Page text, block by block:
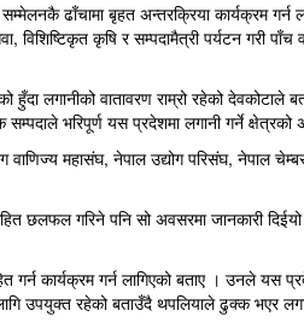
ढाँचामा बृहत अन्तरक्रिया कार्यक्रम गर्न
कृषि र सम्पदामैत्री पर्यटन गरी पाँच
लगानीको वातावरण राम्रो रहेको देवकोटाले
भरिपूर्ण यस प्रदेशमा लगानी गर्ने क्षेत्रको
वाणिज्य महासंघ, नेपाल उद्योग परिसंघ, नेपाल
छलफल गरिने पनि सो अवसरमा जानकारी दिईयो
गर्न कार्यक्रम गर्न लागिएको बताए । उनले यस
उपयुक्त रहेको बताउँदै थपलियाले ढुक्क भएर